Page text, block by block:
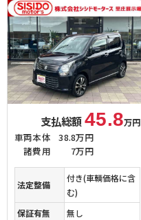
支払総額45.8万円
車両本体
38.8万円
諸費用
7万円
法定整備
付き(車輌価格に含
む)
保証有無
無し